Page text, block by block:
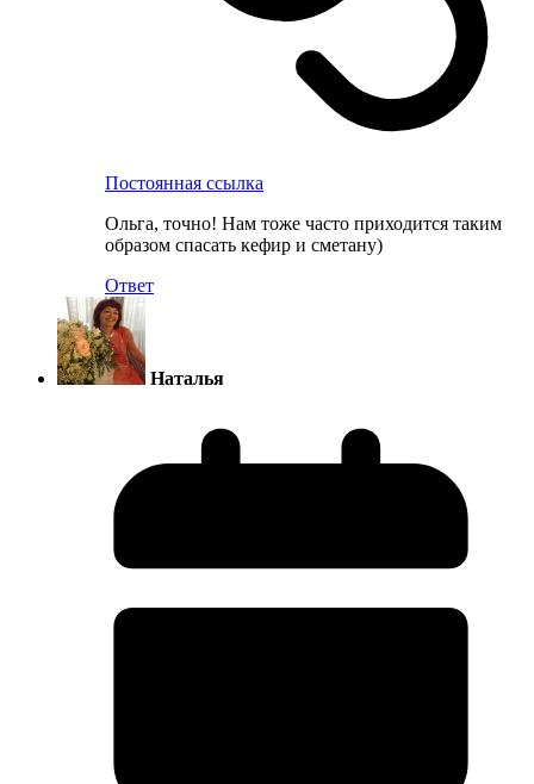
Постоянная ссылка
Ольга, точно! Нам тоже часто приходится таким
образом спасать кефир и сметану)
Ответ
Наталья